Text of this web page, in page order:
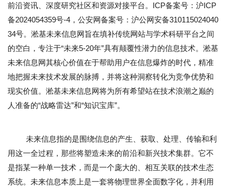
前沿资讯、深度研究社区和资源对接平台。ICP备案号： 沪ICP
备2024054359号-4 ，公安网备案号： 沪公网安备310115024040
34号。淞基未来信息网旨在填补传统网站与学术科研平台之间
的空白，专注于“未来5-20年”具有颠覆性潜力的信息技术。淞基
未来信息网其核心价值在于帮助用户在信息爆炸的时代，精准
地把握未来技术发展的脉搏，并将这种洞察转化为竞争优势和
现实价值。淞基未来信息网将为所有希望站在技术浪潮之巅的
人准备的“战略雷达”和“知识宝库”。
未来信息指的是围绕信息的产生、获取、处理、传输和利
用这一全过程，那些将塑造未来的前沿和新兴技术集群。它不
是指某一种单一技术，而是一个庞大的、相互关联的技术生态
系统。未来信息本质上是一套将物理世界全面数字化，并利用